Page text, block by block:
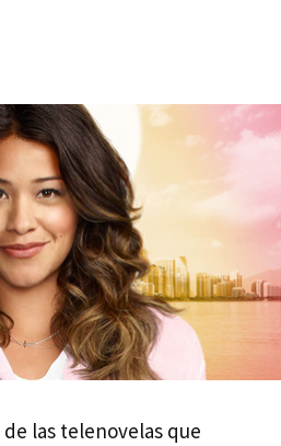
de las telenovelas que